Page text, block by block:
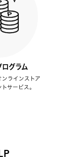
ログラム
ラインストア
サービス。